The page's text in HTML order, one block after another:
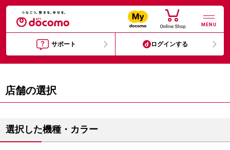
MENU
サポート ログインする
店舗の選択
選択した機種・カラー